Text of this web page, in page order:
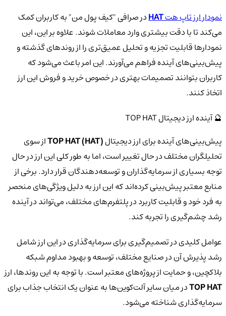
نمودار ارز تاپ هتHATدر صرافی "کیف پول من" به کاربران کمک
می‌کند تا با دقت بیشتری وارد معاملات شوند. علاوه بر این، این
نمودارها قابلیت تجزیه و تحلیل عمیق‌تری را از روندهای گذشته و
پیش‌بینی‌های آینده فراهم می‌آورند. این امر باعث می‌شود که
کاربران بتوانند تصمیمات بهتری در خصوص خرید و فروش این ارز
اتخاذ کنند.
🔮 آینده ارز دیجیتال TOP HAT
پیش‌بینی‌های آینده برای ارز دیجیتالTOP HAT (HAT)از سوی
تحلیلگران مختلف در حال تغییر است، اما به طور کلی این ارز در حال
توجه بسیاری از سرمایه‌گذاران و توسعه‌دهندگان قرار دارد. برخی از
منابع معتبر پیش‌بینی کرده‌اند که این ارز به دلیل ویژگی‌های منحصر
به فرد خود و قابلیت کاربرد در پلتفرم‌های مختلف، می‌تواند در آینده
رشد چشم‌گیری را تجربه کند.
عوامل کلیدی در تصمیم‌گیری برای سرمایه‌گذاری در این ارز شامل
رشد پذیرش آن در صنایع مختلف، توسعه و بهبود مداوم شبکه
بلاکچین، و حمایت از پروژه‌های معتبر است. با توجه به این روندها، ارز
TOP HATدر میان سایر آلت‌کوین‌ها به عنوان یک انتخاب جذاب برای
سرمایه‌گذاری شناخته می‌شود.